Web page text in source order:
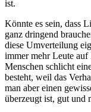
ist.
Könnte es sein, dass
ganz dringend
diese Umverteilung
immer mehr Leute auf
Menschen schlicht
besteht, weil das
man aber einen
überzeugt ist, gut und